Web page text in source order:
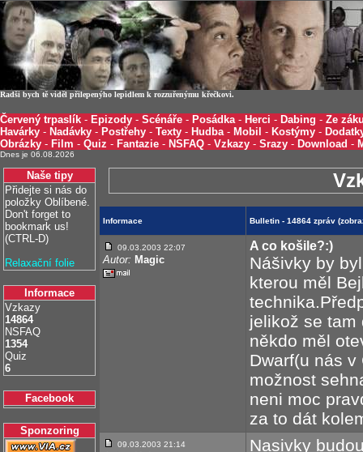
Radši bych tě viděl přilepenýho lepidlem k rozzuřenýmu křečkovi.
Červený trpaslík - Epizody - Scénáře - Posádka- Herci - Dabing - Ze
Havárky - Nadávky - Postřehy - Texty - Hudba- Mobil - Kostýmy -
Obrázky - Film - Quiz - Fantazie - NSFAQ - Vzkazy - Srazy - Download -
Dnes je 06.08.2026
Naše tipy
Přidejte si nás do
položky Oblíbené.
Don't forget to
bookmark us!
(CTRL-D)
Relaxační folie
Informace
Vzkazy
14864
NSFAQ
1354
Quiz
6
Facebook
Sponzoring
Informace Bulletin - 14864 zpráv
09.03.2003 22:07
Autor: Magic
A co košile?:)
Nášivky by
kterou měl
jelikož se tam
někdo měl
Dwarf(u nás
možnost
neni moc
za to dát
09.03.2003 21:14
Nasivky